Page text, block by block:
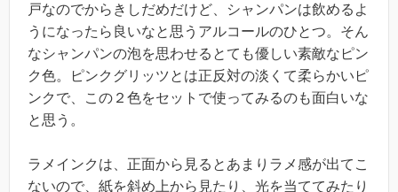
戸なのでからきしだめだけど、シャンパンは飲めるよ
うになったら良いなと思うアルコールのひとつ。そん
なシャンパンの泡を思わせるとても優しい素敵なピン
ク色。ピンクグリッツとは正反対の淡くて柔らかいピ
ンクで、この２色をセットで使ってみるのも面白いな
と思う。
ラメインクは、正面から見るとあまりラメ感が出てこ
ないので、紙を斜め上から見たり、光を当ててみたり